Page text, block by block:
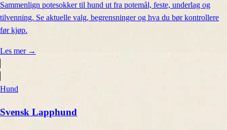
Sammenlign potesokker til hund ut fra potemål, feste, underlag og
tilvenning. Se aktuelle valg, begrensninger og hva du bør kontrollere
før kjøp.
Les mer →
Hund
Svensk Lapphund